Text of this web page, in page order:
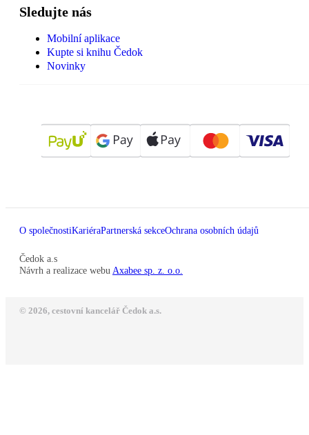
Sledujte nás
Mobilní aplikace
Kupte si knihu Čedok
Novinky
O společnostiKariéraPartnerská sekceOchrana osobních údajů
Čedok a.s
Návrh a realizace webu Axabee sp. z. o.o.
© 2026, cestovní kancelář Čedok a.s.